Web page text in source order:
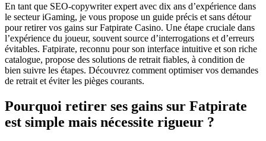
En tant que SEO-copywriter expert avec dix ans d’expérience dans
le secteur iGaming, je vous propose un guide précis et sans détour
pour retirer vos gains sur Fatpirate Casino. Une étape cruciale dans
l’expérience du joueur, souvent source d’interrogations et d’erreurs
évitables. Fatpirate, reconnu pour son interface intuitive et son riche
catalogue, propose des solutions de retrait fiables, à condition de
bien suivre les étapes. Découvrez comment optimiser vos demandes
de retrait et éviter les pièges courants.
Pourquoi retirer ses gains sur Fatpirate
est simple mais nécessite rigueur ?